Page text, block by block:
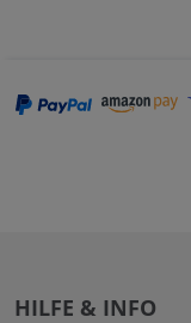
HILFE & INFO